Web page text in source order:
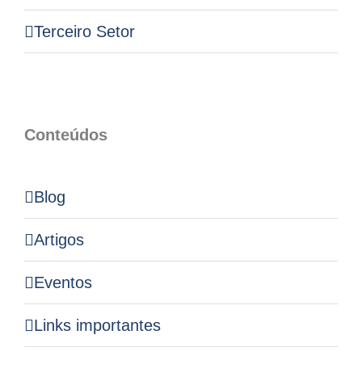
Terceiro Setor
Conteúdos
Blog
Artigos
Eventos
Links importantes